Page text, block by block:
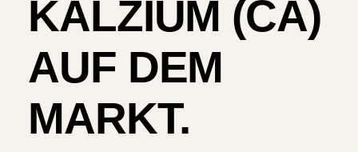
KALZIUM (CA)
AUF DEM
MARKT.